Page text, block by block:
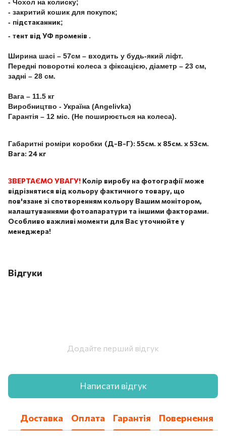
- Чохол на колиску;
- закритий кошик для покупок;
- підстаканник;
- тент від УФ променів .
Ширина шасі – 57см – входить у будь-який ліфт.
Передні поворотні колеса з фіксацією, діаметр – 23 см,
задні – 28 см.
Вага – 11.5 кг
Виробництво - Україна (Angelivka)
Гарантія – 12 міс. (Не поширюється на колеса).
Габаритні роміри коробки (Д-В-Г): 55см. х 85см. х 53см.
Вага: 24 кг
ЗВЕРТАЄМО УВАГУ! Колір виробу на фотографії може
відрізнятися від кольору фактичного товару, що
пов'язане зі спотворенням кольору Вашим монітором,
налаштуваннями фотоапаратури та іншими факторами.
Особливо важливі моменти для Вас уточнюйте у
менеджера!
Відгуки
Додайте перший відгук
Написати відгук
Доставка Оплата Гарантія Повернення